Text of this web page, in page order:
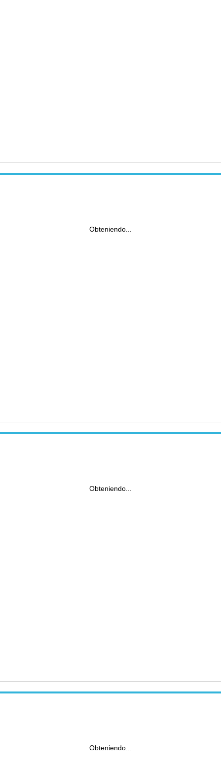
Obteniendo...
Obteniendo...
Obteniendo...